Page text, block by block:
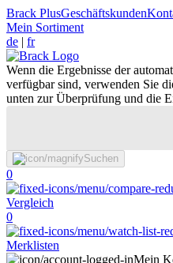
Brack PlusGeschäftskunden
Mein Sortiment
de | fr
Wenn die Ergebnisse der
verfügbar sind, verwenden Sie
unten zur Überprüfung und die
Suchen
0
Vergleich
0
Merklisten
Mein